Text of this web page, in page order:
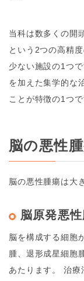
当科は数多くの開
という2つの高精
少ない施設の1つ
を加えた集学的な
ことが特徴の1つで
脳の悪性
脳の悪性腫瘍は大
脳原発悪
脳を構成する細胞
腫、退形成星細胞
あたります。 治療